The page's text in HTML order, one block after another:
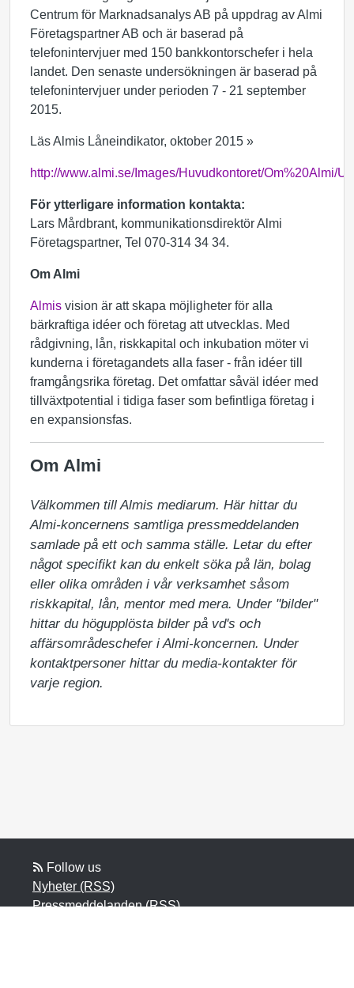
Centrum för Marknadsanalys AB på uppdrag av Almi
Företagspartner AB och är baserad på
telefonintervjuer med 150 bankkontorschefer i hela
landet. Den senaste undersökningen är baserad på
telefonintervjuer under perioden 7 - 21 september
2015.
Läs Almis Låneindikator, oktober 2015 »
http://www.almi.se/Images/Huvudkontoret/Om%20Almi/
För ytterligare information kontakta:
Lars Mårdbrant, kommunikationsdirektör Almi
Företagspartner, Tel 070-314 34 34.
Om Almi
Almis vision är att skapa möjligheter för alla
bärkraftiga idéer och företag att utvecklas. Med
rådgivning, lån, riskkapital och inkubation möter vi
kunderna i företagandets alla faser - från idéer till
framgångsrika företag. Det omfattar såväl idéer med
tillväxtpotential i tidiga faser som befintliga företag i
en expansionsfas.
Om Almi
Välkommen till Almis mediarum. Här hittar du
Almi-koncernens samtliga pressmeddelanden
samlade på ett och samma ställe. Letar du efter
något specifikt kan du enkelt söka på län, bolag
eller olika områden i vår verksamhet såsom
riskkapital, lån, mentor med mera. Under "bilder"
hittar du högupplösta bilder på vd's och
affärsområdeschefer i Almi-koncernen. Under
kontaktpersoner hittar du media-kontakter för
varje region.
Follow us
Nyheter (RSS)
Pressmeddelanden (RSS)